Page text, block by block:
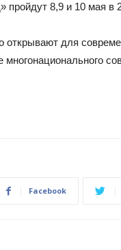
пройдут 8,9 и 10 мая в
для
многонационального
Facebook